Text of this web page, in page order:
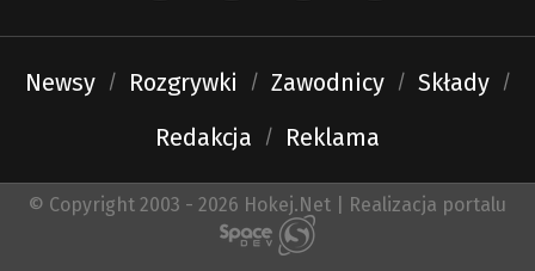
Newsy Rozgrywki Zawodnicy
Składy
Redakcja
Reklama
© Copyright 2003 - 2026 Hokej.Net | Realizacja portalu